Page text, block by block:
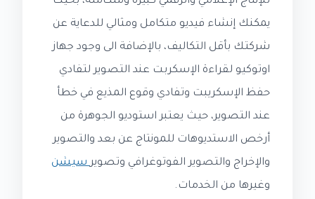
يمكنك إنشاء فيديو متكامل ومثالي للدعاية عن
شركتك بأقل التكاليف، بالإضافة الى وجود جهاز
اوتوكيو لقراءة الإسكربت عند التصوير لتفادي
حفظ الإسكريبت وتفادي وقوع المذيع في خطأ
عند التصوير، حيث يعتبر استوديو الجوهرة من
أرخص الاستديوهات للمونتاج عن بعد والتصوير
والإخراج والتصوير الفوتوغرافي وتصويرسيشن
وغيرها من الخدمات.